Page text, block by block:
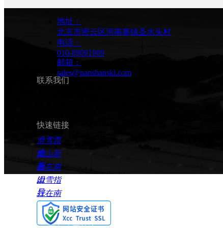
ꄷ 联系我们
2026年3月7日，季末露天大派对即将开启！
2026-02-27
地址：
北京市密云区河南寨镇圣水头村
电话：
010-89091909
邮箱：
sales@nanshanski.com
联系我们
快速链接
滑雪票
价
南山新
闻
食在南
山
滑雪指
导
行在南
山